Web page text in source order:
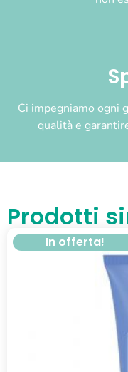
Ci impegniamo ogni
qualità e
Prodotti
In offerta!